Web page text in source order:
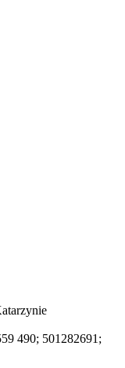
490; 501282691;